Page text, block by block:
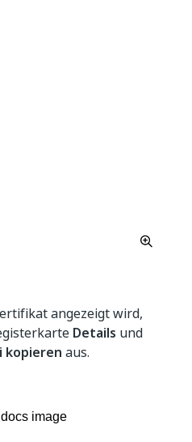
angezeigt wird,
Details und
kopieren aus.